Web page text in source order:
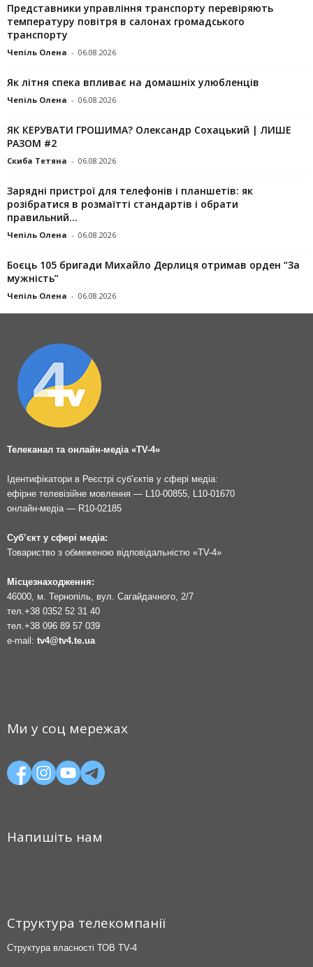
Представники управління транспорту перевіряють
температуру повітря в салонах громадського
транспорту
Чепіль Олена - 06.08.2026
Як літня спека впливає на домашніх улюбленців
Чепіль Олена - 06.08.2026
ЯК КЕРУВАТИ ГРОШИМА? Олександр Сохацький | ЛИШЕ
РАЗОМ #2
Скиба Тетяна - 06.08.2026
Зарядні пристрої для телефонів і планшетів: як
розібратися в розмаїтті стандартів і обрати
правильний...
Чепіль Олена - 06.08.2026
Боєць 105 бригади Михайло Дерлиця отримав орден “За
мужність”
Чепіль Олена - 06.08.2026
Телеканал та онлайн-медіа «TV-4»
Ідентифікатори в Реєстрі суб’єктів у сфері медіа:
ефірне телевізійне мовлення — L10-00855, L10-01670
онлайн-медіа — R10-02185
Суб’єкт у сфері медіа:
Товариство з обмеженою відповідальністю «TV-4»
Місцезнаходження:
46000, м. Тернопіль, вул. Сагайдачного, 2/7
тел. +38 0352 52 31 40
тел. +38 096 89 57 039
e-mail: tv4@tv4.te.ua
Ми у соц мережах
Напишіть нам
Структура телекомпанії
Структура власності ТОВ TV-4